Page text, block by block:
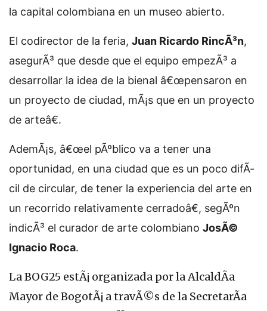
la capital colombiana en un museo abierto.
El codirector de la feria, Juan Ricardo RincÃ³n,
asegurÃ³ que desde que el equipo empezÃ³ a
desarrollar la idea de la bienal â€œpensaron en
un proyecto de ciudad, mÃ¡s que en un proyecto
de arteâ€.
AdemÃ¡s, â€œel pÃºblico va a tener una
oportunidad, en una ciudad que es un poco difÃ­
cil de circular, de tener la experiencia del arte en
un recorrido relativamente cerradoâ€, segÃºn
indicÃ³ el curador de arte colombiano JosÃ©
Ignacio Roca.
La BOG25 estÃ¡ organizada por la AlcaldÃ­a
Mayor de BogotÃ¡ a travÃ©s de la SecretarÃ­a